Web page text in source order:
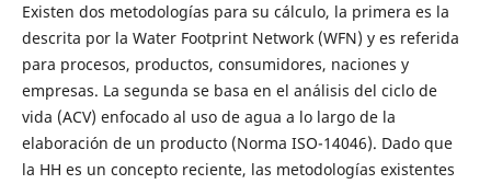
Existen dos metodologías para su cálculo, la primera es la
descrita por la Water Footprint Network (WFN) y es referida
para procesos, productos, consumidores, naciones y
empresas. La segunda se basa en el análisis del ciclo de
vida (ACV) enfocado al uso de agua a lo largo de la
elaboración de un producto (Norma ISO-14046). Dado que
la HH es un concepto reciente, las metodologías existentes